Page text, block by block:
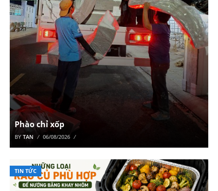
Phào chỉ xốp
BY TAN 06/08/2026
TIN TỨC